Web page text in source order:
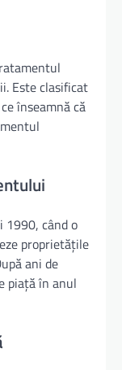
Este clasificat
înseamnă că
1990, când o
proprietățile
ani de
piață în anul